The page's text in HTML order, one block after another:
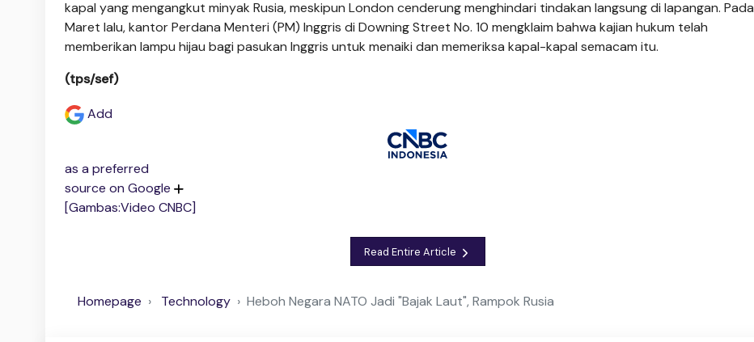
kapal yang mengangkut minyak Rusia, meskipun London cenderung menghindari tindakan langsung di lapangan. Pada
Maret lalu, kantor Perdana Menteri (PM) Inggris di Downing Street No. 10 mengklaim bahwa kajian hukum telah
memberikan lampu hijau bagi pasukan Inggris untuk menaiki dan memeriksa kapal-kapal semacam itu.
(tps/sef)
Add
as a preferred
source on Google
[Gambas:Video CNBC]
Read Entire Article
Homepage Technology Heboh Negara NATO Jadi "Bajak Laut", Rampok Rusia